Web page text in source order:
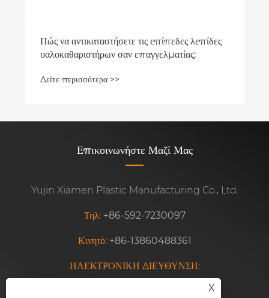
Πώς να αντικαταστήσετε τις επίπεδες λεπίδες
υαλοκαθαριστήρων σαν επαγγελματίας;
Δείτε περισσότερα >>
Επικοινωνήστε Μαζί Μας
Yujin Xiamen Plastic Manufacturing Co., Ltd.
Τηλ: +86-592-7230097
Κινητό: +86-13860488361
ΗΛΕΚΤΡΟΝΙΚΗ ΔΙΕΥΘΥΝΣΗ:
X